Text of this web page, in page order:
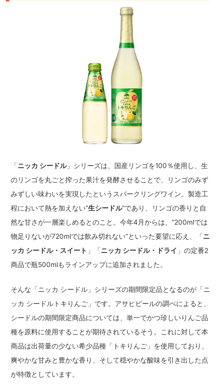
「ニッカ シードル」シリーズは、国産リンゴを100％使用し、生
のリンゴを丸ごと搾った果汁を発酵させることで、リンゴのみず
みずしい味わいを実現したというスパークリングワイン。製造工
程において熱を加えない“生シードル”であり、リンゴの香りと自
然な甘さが一層楽しめるとのこと。今年4月からは、“200mlでは
物足りないが720mlでは飲み切れない”といった要望に応え、「ニ
ッカ シードル・スイート 」「ニッカ シードル・ドライ 」の定番2
商品で瓶500mlもラインアップに追加されました。
そんな「ニッカ シードル」シリーズの期間限定品となるのが「ニ
ッカ シードルトキりんご」です。アサヒビールの調べによると、
シードルの期間限定商品については、単一でかつ珍しいりんご品
種を原料に使用することが期待されているそう。これに対して本
商品は出荷量の少ない希少品種「トキりんご」を使用しており、
爽やかな甘みと豊かな香り、そして穏やかな酸味を引き出した点
が特徴としています。